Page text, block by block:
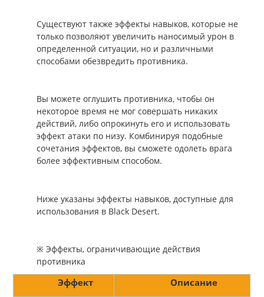
Существуют также эффекты навыков, которые не
только позволяют увеличить наносимый урон в
определенной ситуации, но и различными
способами обезвредить противника.
Вы можете оглушить противника, чтобы он
некоторое время не мог совершать никаких
действий, либо опрокинуть его и использовать
эффект атаки по низу. Комбинируя подобные
сочетания эффектов, вы сможете одолеть врага
более эффективным способом.
Ниже указаны эффекты навыков, доступные для
использования в Black Desert.
※ Эффекты, ограничивающие действия
противника
Эффект Описание